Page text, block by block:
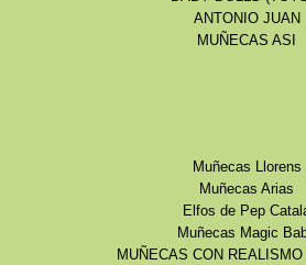
ANTONIO JUAN
MUÑECAS ASI
Muñecas Llorens
Muñecas Arias
Elfos de Pep
Muñecas Magic
MUÑECAS CON